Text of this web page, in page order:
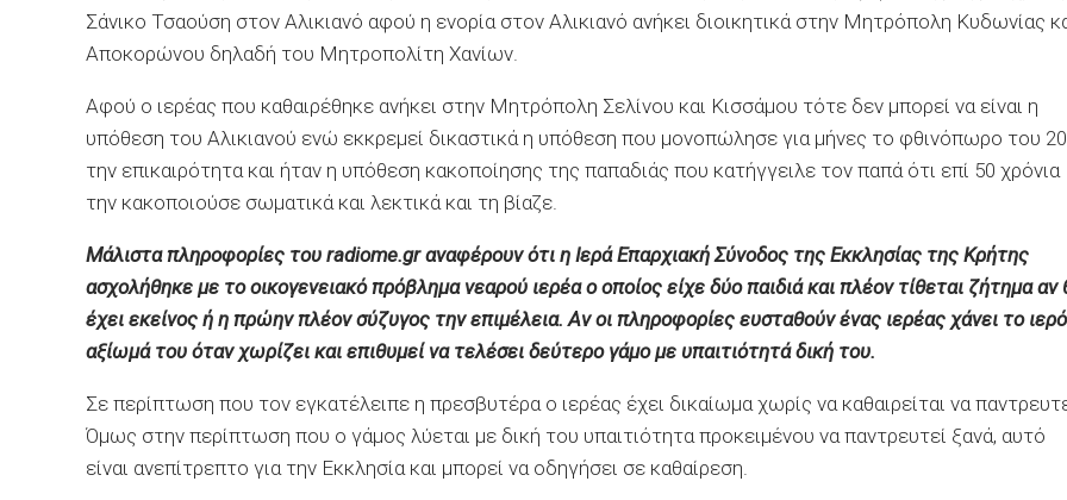
Σάνικο Τσαούση στον Αλικιανό αφού η ενορία στον Αλικιανό ανήκει διοικητικά στην Μητρόπολη Κυδωνίας
Αποκορώνου δηλαδή του Μητροπολίτη Χανίων.
Αφού ο ιερέας που καθαιρέθηκε ανήκει στην Μητρόπολη Σελίνου και Κισσάμου τότε δεν μπορεί να είναι η
υπόθεση του Αλικιανού ενώ εκκρεμεί δικαστικά η υπόθεση που μονοπώλησε για μήνες το φθινόπωρο του
την επικαιρότητα και ήταν η υπόθεση κακοποίησης της παπαδιάς που κατήγγειλε τον παπά ότι επί 50 χρόνια
την κακοποιούσε σωματικά και λεκτικά και τη βίαζε.
Μάλιστα πληροφορίες του radiome.gr αναφέρουν ότι η Ιερά Επαρχιακή Σύνοδος της Εκκλησίας της Κρήτης
ασχολήθηκε με το οικογενειακό πρόβλημα νεαρού ιερέα ο οποίος είχε δύο παιδιά και πλέον τίθεται ζήτημα αν
έχει εκείνος ή η πρώην πλέον σύζυγος την επιμέλεια. Αν οι πληροφορίες ευσταθούν ένας ιερέας χάνει το ιερό
αξίωμά του όταν χωρίζει και επιθυμεί να τελέσει δεύτερο γάμο με υπαιτιότητά δική του.
Σε περίπτωση που τον εγκατέλειπε η πρεσβυτέρα ο ιερέας έχει δικαίωμα χωρίς να καθαιρείται να
Όμως στην περίπτωση που ο γάμος λύεται με δική του υπαιτιότητα προκειμένου να παντρευτεί ξανά, αυτό
είναι ανεπίτρεπτο για την Εκκλησία και μπορεί να οδηγήσει σε καθαίρεση.